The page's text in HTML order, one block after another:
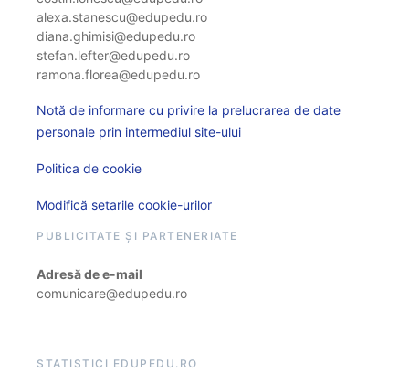
alexa.stanescu@edupedu.ro
diana.ghimisi@edupedu.ro
stefan.lefter@edupedu.ro
ramona.florea@edupedu.ro
Notă de informare cu privire la prelucrarea de date
personale prin intermediul site-ului
Politica de cookie
Modifică setarile cookie-urilor
PUBLICITATE ȘI PARTENERIATE
Adresă de e-mail
comunicare@edupedu.ro
STATISTICI EDUPEDU.RO